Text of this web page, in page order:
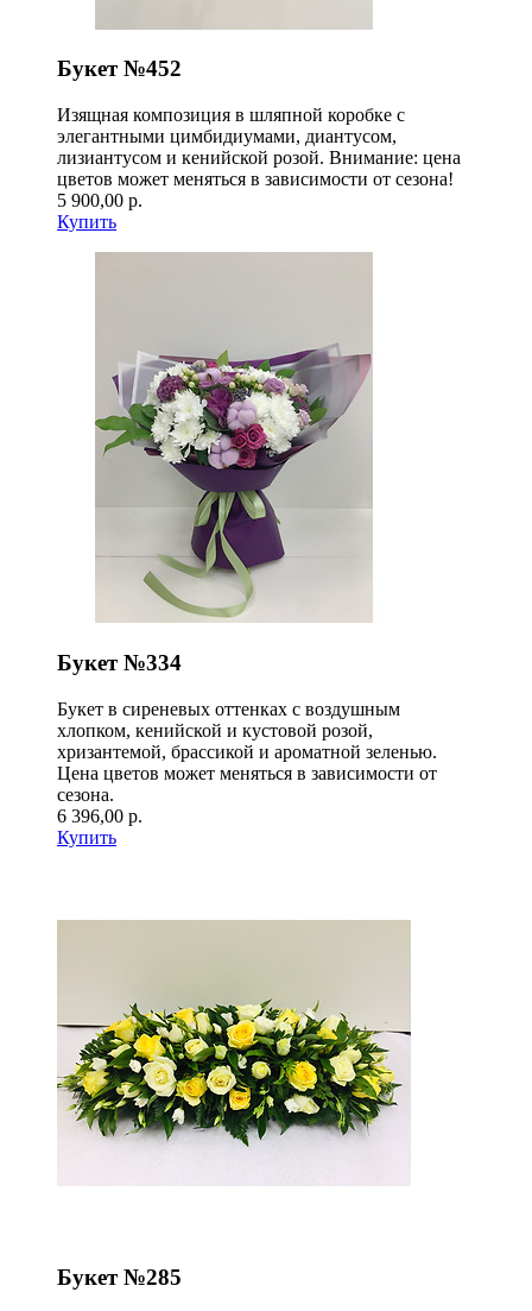
Букет №452
Изящная композиция в шляпной коробке с
элегантными цимбидиумами, диантусом,
лизиантусом и кенийской розой. Внимание: цена
цветов может меняться в зависимости от сезона!
5 900,00 р.
Купить
Букет №334
Букет в сиреневых оттенках с воздушным
хлопком, кенийской и кустовой розой,
хризантемой, брассикой и ароматной зеленью.
Цена цветов может меняться в зависимости от
сезона.
6 396,00 р.
Купить
Букет №285